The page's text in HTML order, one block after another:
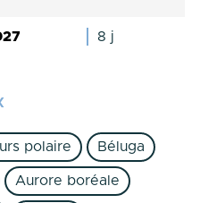
8 j
polaire Béluga
Aurore boréale